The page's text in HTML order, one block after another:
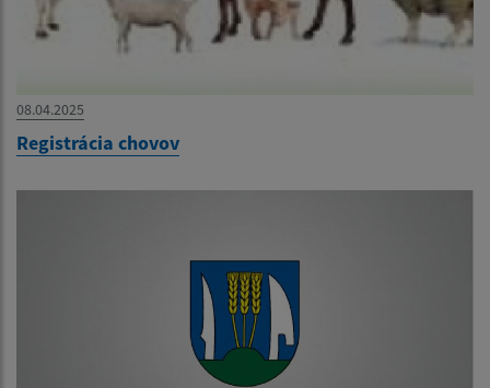
08.04.2025
Registrácia chovov